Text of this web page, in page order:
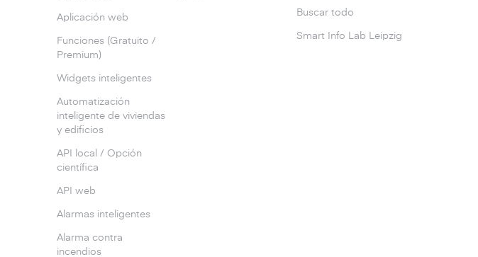
Aplicación web
Funciones (Gratuito /
Premium)
Widgets inteligentes
Automatización
inteligente de viviendas
y edificios
API local / Opción
científica
API web
Alarmas inteligentes
Alarma contra
incendios
Buscar todo
Smart Info Lab Leipzig